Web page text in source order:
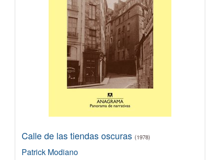
Calle de las tiendas oscuras (1978)
Patrick Modiano